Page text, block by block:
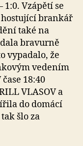
Vzápětí se
hostující brankář
také na
bravurně
vypadalo, že
vedením
18:40
VLASOV a
do domácí
šlo za